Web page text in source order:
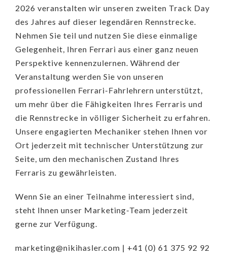
2026 veranstalten wir unseren zweiten Track Day
des Jahres auf dieser legendären Rennstrecke.
Nehmen Sie teil und nutzen Sie diese einmalige
Gelegenheit, Ihren Ferrari aus einer ganz neuen
Perspektive kennenzulernen. Während der
Veranstaltung werden Sie von unseren
professionellen Ferrari-Fahrlehrern unterstützt,
um mehr über die Fähigkeiten Ihres Ferraris und
die Rennstrecke in völliger Sicherheit zu erfahren.
Unsere engagierten Mechaniker stehen Ihnen vor
Ort jederzeit mit technischer Unterstützung zur
Seite, um den mechanischen Zustand Ihres
Ferraris zu gewährleisten.
Wenn Sie an einer Teilnahme interessiert sind,
steht Ihnen unser Marketing-Team jederzeit
gerne zur Verfügung.
marketing@nikihasler.com | +41 (0) 61 375 92 92